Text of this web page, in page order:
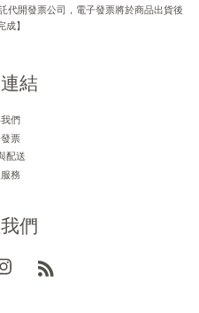
代開發票公司，電子發票將於商品出貨後
成】
結
們
票
配送
務
們
Instagram